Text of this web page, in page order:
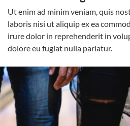
Ut enim ad minim veniam, quis
laboris nisi ut aliquip ex ea
irure dolor in reprehenderit in
dolore eu fugiat nulla pariatur.